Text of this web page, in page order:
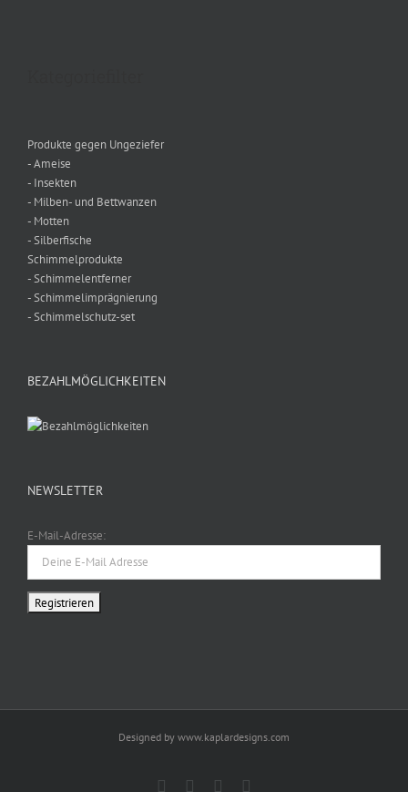
Produkte gegen Ungeziefer
- Ameise
- Insekten
- Milben- und Bettwanzen
- Motten
- Silberfische
Schimmelprodukte
- Schimmelentferner
- Schimmelimprägnierung
- Schimmelschutz-set
BEZAHLMÖGLICHKEITEN
NEWSLETTER
E-Mail-Adresse:
Designed by www.kaplardesigns.com
Facebook
TwitterInstagram